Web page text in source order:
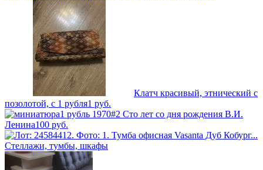
Клатч красивый, этнический с
позолотой, с 1 рубля1 руб.
1 рубль 1970#2 Сто лет со дня рождения В.И.
Ленина100 руб.